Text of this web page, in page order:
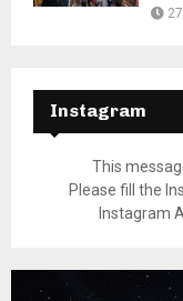
Instagram
This
Please fill the
Instagram